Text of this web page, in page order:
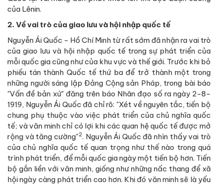
của Lênin.
2. Về vai trò của giao lưu và hội nhập quốc tế
Nguyễn Ái Quốc - Hồ Chí Minh từ rất sớm đã nhận ra vai trò
của giao lưu và hội nhập quốc tế trong sự phát triển của
mỗi quốc gia cũng như của khu vực và thế giới. Trước khi bỏ
phiếu tán thành Quốc tế thứ ba để trở thành một trong
những người sáng lập Đảng Cộng sản Pháp, trong bài báo
"Vấn đề bản xứ" đăng trên báo Nhân đạo số ra ngày 2-8-
1919, Nguyễn Ái Quốc đã chỉ rõ: "Xét về nguyên tắc, tiến bộ
chung phụ thuộc vào việc phát triển của chủ nghĩa quốc
tế; và văn minh chỉ có lợi khi các quan hệ quốc tế được mở
rộng và tăng cường"2. Nguyễn Ái Quốc đã nhìn thấy vai trò
của chủ nghĩa quốc tế quan trọng như thế nào trong quá
trình phát triển, để mỗi quốc gia ngày một tiến bộ hơn. Tiến
bộ gắn liền với văn minh, giống như những nấc thang để xã
hội ngày càng phát triển cao hơn. Khi đó văn minh sẽ là yếu